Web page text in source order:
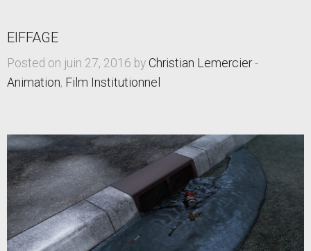
EIFFAGE
Posted on juin 27, 2016 by Christian Lemercier-
Animation, Film Institutionnel